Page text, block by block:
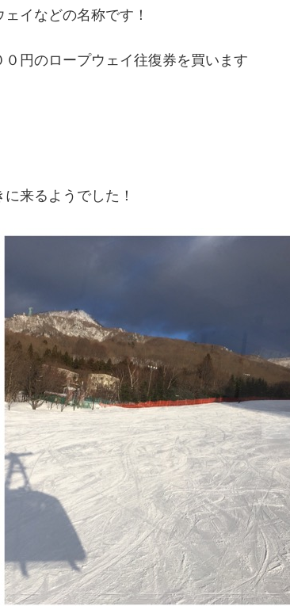
イなどの名称です！
円のロープウェイ往復券を買います
来るようでした！